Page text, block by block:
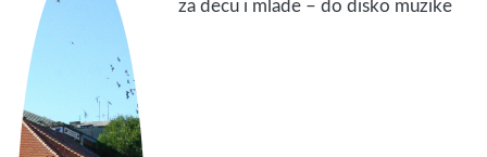
za decu i mlade – do disko muzike